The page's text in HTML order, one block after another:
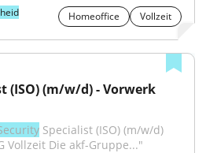
Homeoffice Vollzeit
(ISO) (m/w/d) - Vorwerk
Specialist (ISO) (m/w/d)
Vollzeit Die akf-Gruppe..."